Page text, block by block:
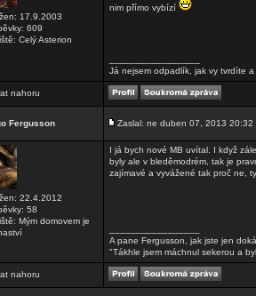
17.9.2003
609
Celý Asterion
nim přímo vybízí
Já nejsem odpadlík, jak vy tvrdíte
nahoru
Fergusson Zaslal: ne duben 07, 2013 20:32
22.4.2012
58
Mým domovem je
I já bych nové MB uvítal. I když
byly ale v bleděmodrém, tak je
zajímavé a vyvážené tak proč ne,
A pane Fergusson, jak jste jen
"Tákhle jsem máchnul sekerou a
nahoru